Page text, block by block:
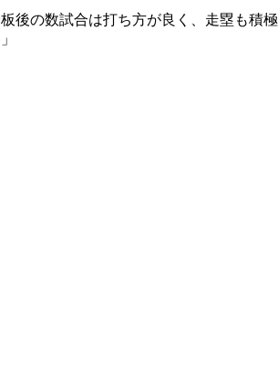
後の数試合は打ち方が良く、走塁も積